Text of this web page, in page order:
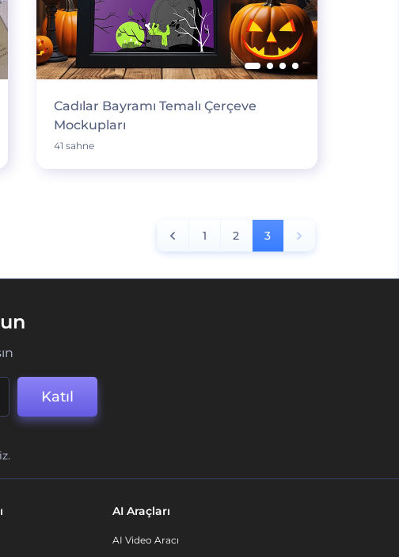
Cadılar Bayramı Temalı Çerçeve
Mockupları
41 sahne
1 2 3
Katıl
AI Araçları
AI Video Aracı